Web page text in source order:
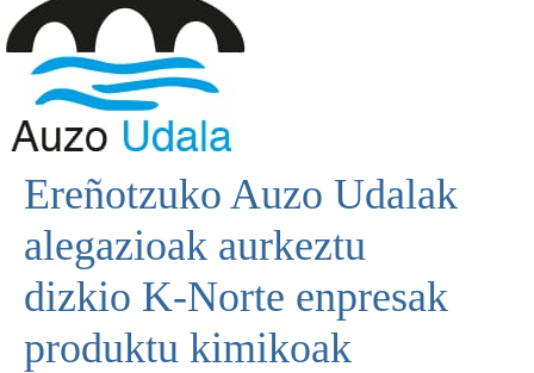
Ereñotzuko Auzo Udalak
alegazioak aurkeztu
dizkio K-Norte enpresak
produktu kimikoak